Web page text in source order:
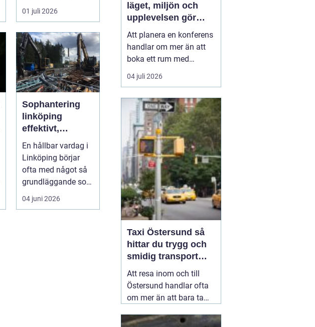
obehagligt. En
anställning
påverkar...
01 juli 2026
Sophantering
linköping
effektivt,
hållbart och
enkelt i
praktiken
En hållbar vardag i
Linköping börjar
ofta med något så
grundläggande som
hur sopor hanteras.
För mån...
04 juni 2026
läget, miljön och
upplevelsen gör
skillnad
Att planera en konferens
handlar om mer än att
boka ett rum med
projektor. Företag letar
efter platser som skapar
nya idéer och stärker
relationer i gruppen. I
Växjö finns
förutsättningar för just
detta: en tydlig
mötesstad med ...
04 juli 2026
Taxi Östersund så
hittar du trygg och
smidig transport
året runt
Att resa inom och till
Östersund handlar ofta
om mer än att bara ta
punkt B. Många vill